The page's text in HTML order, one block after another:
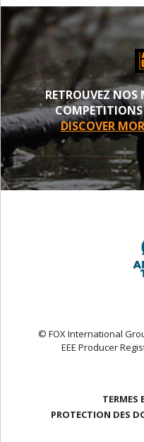
RETROUVEZ NOS
COMPETITIONS
DISCOVER
© FOX International
EEE Producer
TERMES
PROTECTION DES